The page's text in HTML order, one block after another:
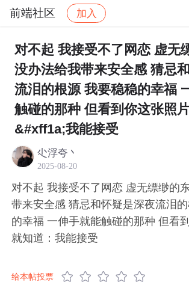
前端社区 加入
社区 前端社区 感慨 帖子详
对不起 我接受不了网恋 虚无
没办法给我带来安全感 猜忌
流泪的根源 我要稳稳的幸福
触碰的那种 但看到你这张照
&#xff1a;我能接受
尐浮夸丶
2025-08-20
对不起 我接受不了网恋 虚无缥缈的
带来安全感 猜忌和怀疑是深夜流泪
的幸福 一伸手就能触碰的那种 但看
就知道：我能接受
给本帖投票